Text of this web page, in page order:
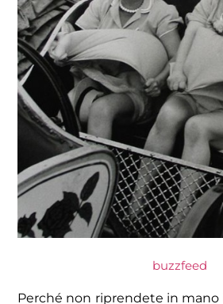
buzzfeed
Perché non riprendete in mano